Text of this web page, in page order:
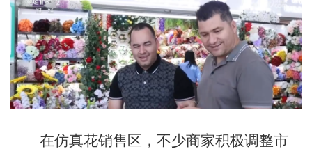
在仿真花销售区，不少商家积极调整市